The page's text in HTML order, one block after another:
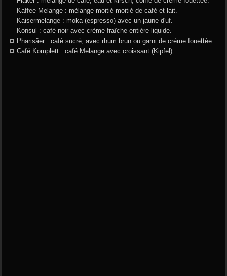
Kaffee Melange : mélange moitié-moitié de café et lait.
Kaisermelange : moka (espresso) avec un jaune d'uf.
Konsul : café noir avec crème fraîche entière liquide.
Pharisäer : café sucré, avec rhum brun ou garni de crème fouettée.
Café Komplett : café Melange avec croissant (Kipfel).